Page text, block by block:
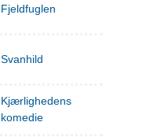
Fjeldfuglen
Svanhild
Kjærlighedens
komedie